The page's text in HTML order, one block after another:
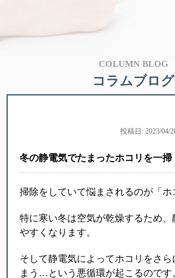
COLUMN BLOG
コラムブログ
投稿日: 2023/04/
冬の静電気でたまったホコリを一掃
掃除をしていて悩まされるのが「ホ
特に寒い冬は空気が乾燥するため、
やすくなります。
そして静電気によってホコリをさら
まう…という悪循環が起こるのです